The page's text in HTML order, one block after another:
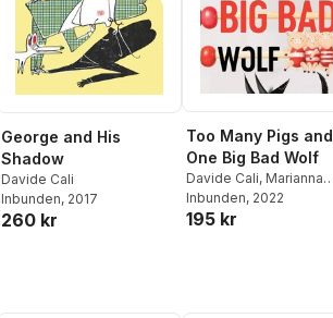
George and His
Shadow
Davide Cali
Inbunden, 2017
260 kr
Too Many Pigs and
One Big Bad Wolf
Davide Cali, Marianna
Balducci
Inbunden, 2022
195 kr